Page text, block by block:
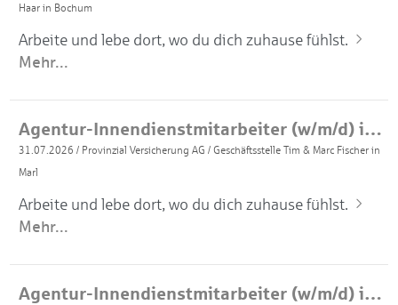
Haar in Bochum
Arbeite und lebe dort, wo du dich zuhause fühlst.
Mehr...
Agentur-Innendienstmitarbeiter (w/m/d) in Vollzeit
31.07.2026 / Provinzial Versicherung AG /Geschäftsstelle Tim & Marc Fischer in
Marl
Arbeite und lebe dort, wo du dich zuhause fühlst.
Mehr...
Agentur-Innendienstmitarbeiter (w/m/d) in Vollzeit